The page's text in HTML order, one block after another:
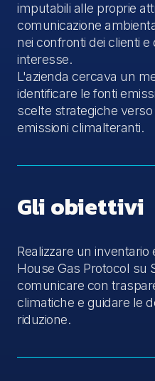
imputabili alle proprie
comunicazione
nei confronti dei clienti
interesse.
L'azienda cercava un
identificare le fonti
scelte strategiche
emissioni climalteranti.
Gli obiettivi
Realizzare un
House Gas Protocol su
comunicare con
climatiche e guidare le
riduzione.